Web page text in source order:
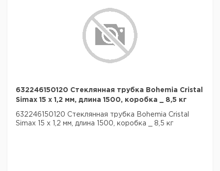
632246150120 Стеклянная трубка Bohemia Cristal
Simax 15 х 1,2 мм, длина 1500, коробка _ 8,5 кг
632246150120 Стеклянная трубка Bohemia Cristal
Simax 15 х 1,2 мм, длина 1500, коробка _ 8,5 кг